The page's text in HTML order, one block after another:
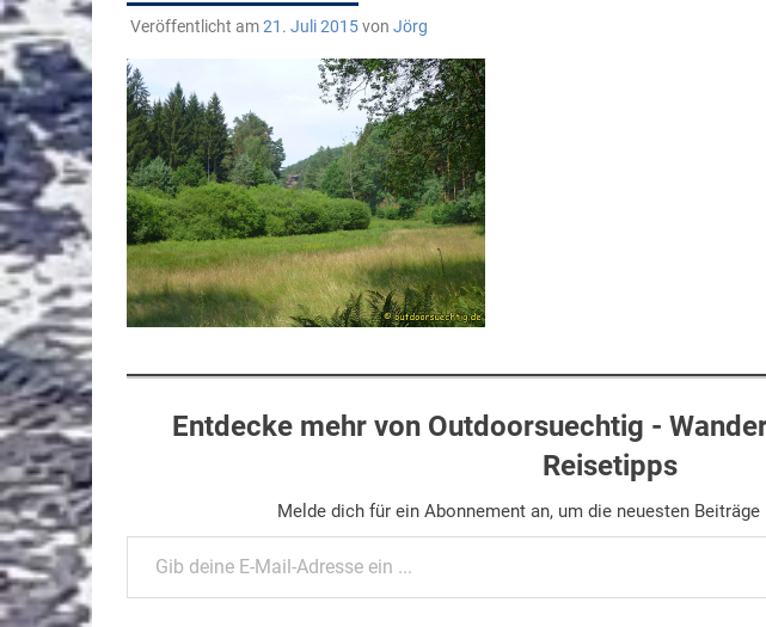
Veröffentlicht am21. Juli 2015von Jörg
Entdecke mehr von Outdoorsuechtig -
Reisetipps
Melde dich für ein Abonnement an, um die neuesten Beiträge
Gib deine E-Mail-Adresse ein ...